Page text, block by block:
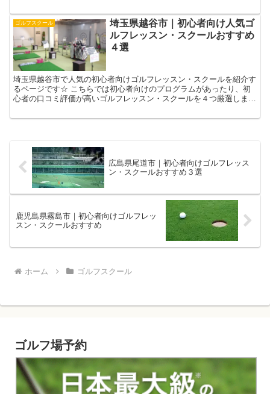
ゴルフスクール
埼玉県越谷市｜初心者向け人気ゴ
ルフレッスン・スクールおすすめ
４選
埼玉県越谷市で人気の初心者向けゴルフレッスン・スクールを紹介す
るページです☆ こちらでは初心者向けのプログラムがあったり、初
心者の口コミ評価が高いゴルフレッスン・スクールを４つ厳選しまし
広島県尾道市｜初心者向けゴルフレッス
ン・スクールおすすめ３選
鹿児島県霧島市｜初心者向けゴルフレッ
スン・スクールおすすめ
ホーム ゴルフスクール
ゴルフ場予約